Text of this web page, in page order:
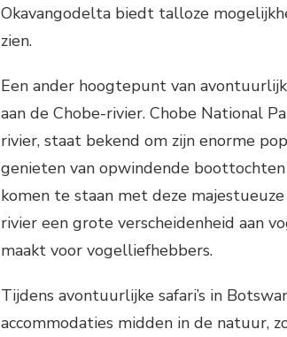
Okavangodelta biedt talloze
zien.
Een ander hoogtepunt van
aan de Chobe-rivier. Chobe National
rivier, staat bekend om zijn enorme
genieten van opwindende boottochten
komen te staan met deze
rivier een grote verscheidenheid aan
maakt voor vogelliefhebbers.
Tijdens avontuurlijke safari’s in
accommodaties midden in de natuur,